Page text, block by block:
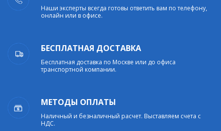
Наши эксперты всегда готовы ответить вам по телефону,
онлайн или в офисе.
БЕСПЛАТНАЯ ДОСТАВКА
Бесплатная доставка по Москве или до офиса
транспортной компании.
МЕТОДЫ ОПЛАТЫ
Наличный и безналичный расчет. Выставляем счета с
НДС.